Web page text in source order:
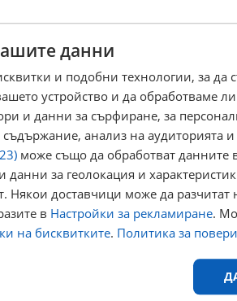
пръскане срещу комари
1,2 милиона евро за комари
данни
и подобни технологии, за да
устройство и да обработваме
и данни за сърфиране, за
анализ на аудиторията
може също да обработват данните
за геолокация и
Някои доставчици може да разчитат
в Настройки за рекламиране.
на бисквитките. Политика за